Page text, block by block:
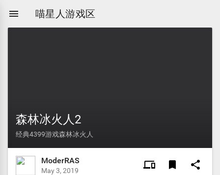
 喵星人游戏区
森林冰火人2
经典4399游戏森林冰火人
devices other
bookmark 
ModerRAS
May 3, 2019